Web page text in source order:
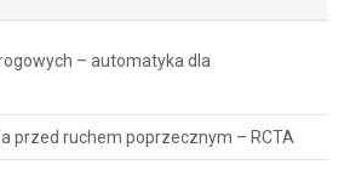
– automatyka dla
przed ruchem poprzecznym – RCTA